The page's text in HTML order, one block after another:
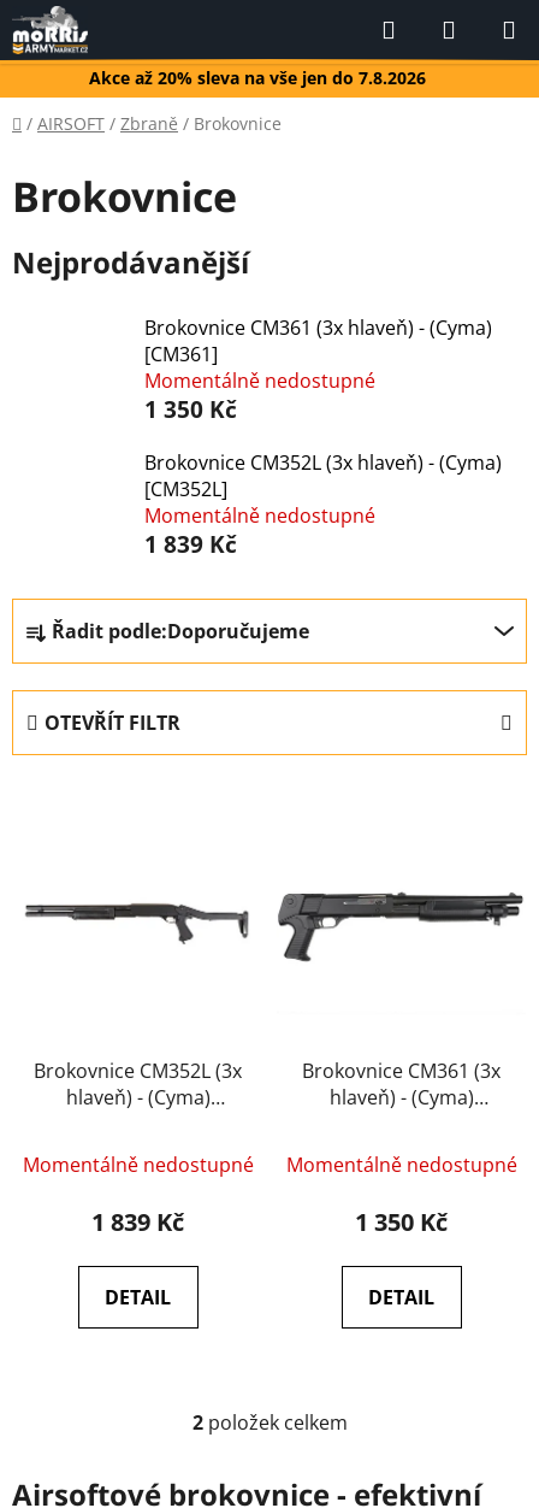
Přejít
na
obsah
Akce až 20% sleva na vše jen do 7.8.2026
Hledat
KOŠÍK
Domů
/ AIRSOFT / Zbraně / Brokovnice
Brokovnice
Nejprodávanější
Brokovnice CM361 (3x hlaveň) - (Cyma)
[CM361]
Momentálně nedostupné
1 350 Kč
Brokovnice CM352L (3x hlaveň) - (Cyma)
[CM352L]
Momentálně nedostupné
1 839 Kč
Ř
a
z
n
í
d
u
Řadit podle:Doporučujeme
OTEVŘÍT FILTR
ů
Brokovnice CM352L (3x
hlaveň) - (Cyma)
Momentálně nedostupné
1 839 Kč
DETAIL
Brokovnice CM361 (3x
hlaveň) - (Cyma)
Momentálně nedostupné
1 350 Kč
DETAIL
O
l
2položek celkem
Airsoftové brokovnice - efektivní